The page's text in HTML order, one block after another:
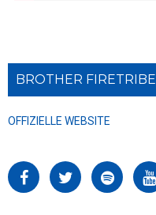
BROTHER FIRETRIBE
OFFIZIELLE WEBSITE